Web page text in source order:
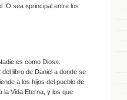
O sea «principal entre los
es como Dios».
libro de Daniel a donde se
a los hijos del pueblo de
la Vida Eterna, y los que